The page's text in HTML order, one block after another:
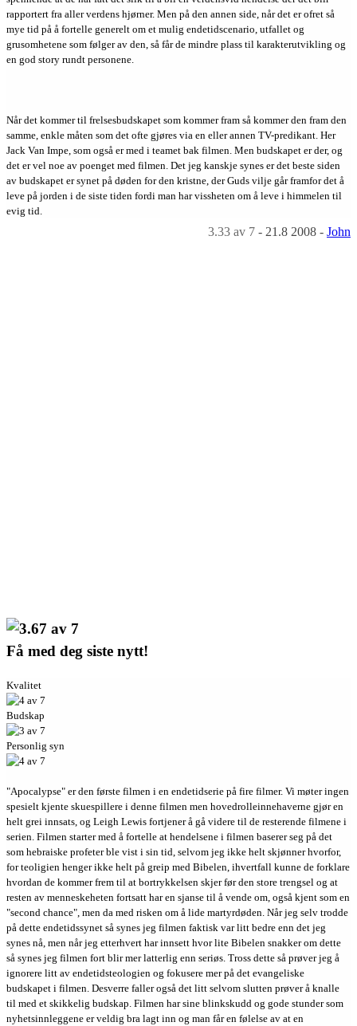
rapportert fra aller verdens hjørner. Men på den annen side, når det er ofret så
mye tid på å fortelle generelt om et mulig endetidscenario, utfallet og
grusomhetene som følger av den, så får de mindre plass til karakterutvikling og
en god story rundt personene.
Når det kommer til frelsesbudskapet som kommer fram så kommer den fram den
samme, enkle måten som det ofte gjøres via en eller annen TV-predikant. Her
Jack Van Impe, som også er med i teamet bak filmen. Men budskapet er der, og
det er vel noe av poenget med filmen. Det jeg kanskje synes er det beste siden
av budskapet er synet på døden for den kristne, der Guds vilje går framfor det å
leve på jorden i de siste tiden fordi man har vissheten om å leve i himmelen til
evig tid.
3.33 av 7 - 21.8 2008 - John
Få med deg siste nytt!
Kvalitet
Budskap
Personlig syn
"Apocalypse" er den første filmen i en endetidserie på fire filmer. Vi møter ingen
spesielt kjente skuespillere i denne filmen men hovedrolleinnehaverne gjør en
helt grei innsats, og Leigh Lewis fortjener å gå videre til de resterende filmene i
serien. Filmen starter med å fortelle at hendelsene i filmen baserer seg på det
som hebraiske profeter ble vist i sin tid, selvom jeg ikke helt skjønner hvorfor,
for teoligien henger ikke helt på greip med Bibelen, ihvertfall kunne de forklare
hvordan de kommer frem til at bortrykkelsen skjer før den store trengsel og at
resten av menneskeheten fortsatt har en sjanse til å vende om, også kjent som en
"second chance", men da med risken om å lide martyrdøden. Når jeg selv trodde
på dette endetidssynet så synes jeg filmen faktisk var litt bedre enn det jeg
synes nå, men når jeg etterhvert har innsett hvor lite Bibelen snakker om dette
så synes jeg filmen fort blir mer latterlig enn seriøs. Tross dette så prøver jeg å
ignorere litt av endetidsteologien og fokusere mer på det evangeliske
budskapet i filmen. Desverre faller også det litt selvom slutten prøver å knalle
til med et skikkelig budskap. Filmen har sine blinkskudd og gode stunder som
nyhetsinnleggene er veldig bra lagt inn og man får en følelse av at en